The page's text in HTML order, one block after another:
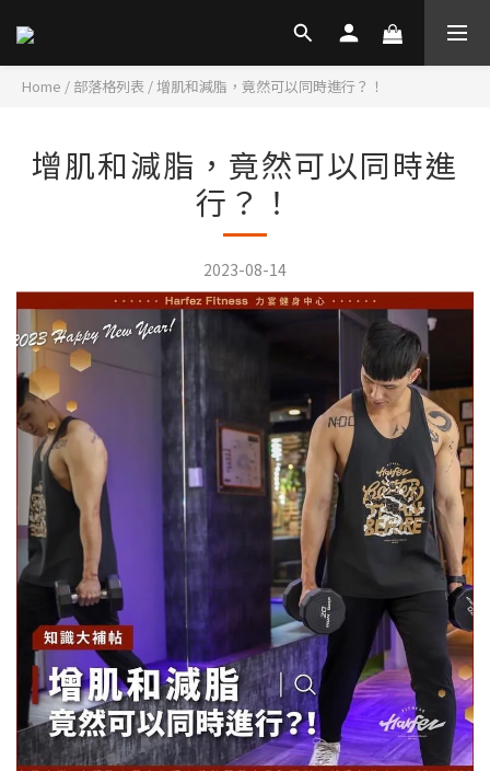
Home / 部落格列表 /增肌和減脂，竟然可以同時進行？！
增肌和減脂，竟然可以同時進
行？！
2023-08-14